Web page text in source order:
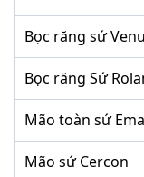
Bọc răng sứ
Bọc răng Sứ
Mão toàn sứ
Mão sứ Cercon